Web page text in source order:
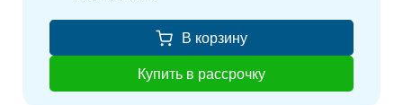
В корзину
Купить в рассрочку